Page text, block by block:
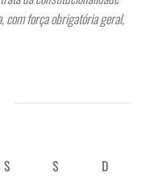
com força obrigatória geral,
S S
D